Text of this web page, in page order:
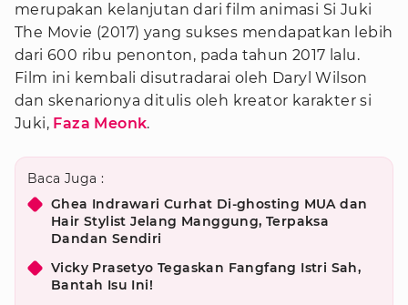
merupakan kelanjutan dari film animasi Si Juki
The Movie (2017) yang sukses mendapatkan lebih
dari 600 ribu penonton, pada tahun 2017 lalu.
Film ini kembali disutradarai oleh Daryl Wilson
dan skenarionya ditulis oleh kreator karakter si
Juki, Faza Meonk.
Baca Juga :
Ghea Indrawari Curhat Di-ghosting MUA dan
Hair Stylist Jelang Manggung, Terpaksa
Dandan Sendiri
Vicky Prasetyo Tegaskan Fangfang Istri Sah,
Bantah Isu Ini!